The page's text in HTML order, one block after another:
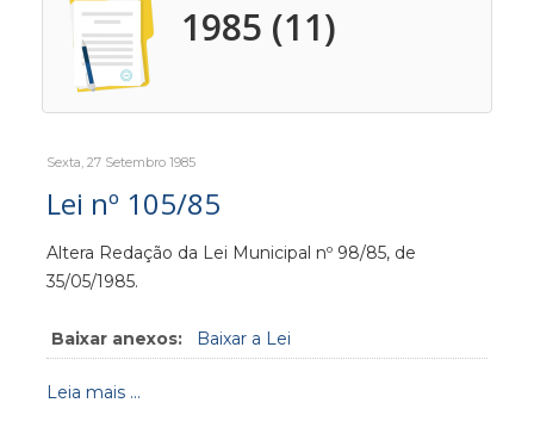
1985 (11)
Sexta, 27 Setembro 1985
Lei nº 105/85
Altera Redação da Lei Municipal nº 98/85, de
35/05/1985.
Baixar anexos: Baixar a Lei
Leia mais ...